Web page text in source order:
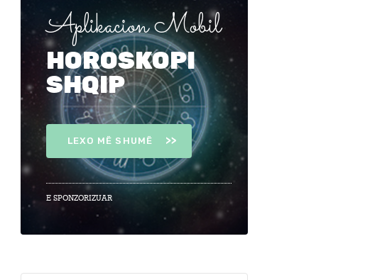
Aplikacion Mobil
HOROSKOPI
SHQIP
LEXO MË SHUMË
E SPONZORIZUAR